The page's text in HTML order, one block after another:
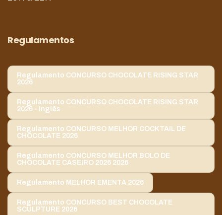
Regulamentos
Regulamento CONCURSO CHOCOLATE RISING STAR
2026
Regulamento CONCURSO CHOCOLATE RISING STAR
2026 - Inglês
Regulamento CONCURSO MELHOR COCKTAIL DE
CHOCOLATE 2026
Regulamento CONCURSO MELHOR BOLO DE
CHOCOLATE CASEIRO 2026 2026
Regulamento MELHOR EMENTA 2026
Regulamento CONCURSO BEST CHOCOLATE
SCULPTURE 2026